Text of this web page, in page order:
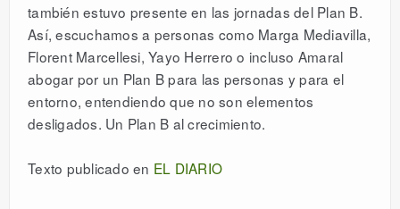
también estuvo presente en las jornadas del Plan B.
Así, escuchamos a personas como Marga Mediavilla,
Florent Marcellesi, Yayo Herrero o incluso Amaral
abogar por un Plan B para las personas y para el
entorno, entendiendo que no son elementos
desligados. Un Plan B al crecimiento.
Texto publicado en EL DIARIO